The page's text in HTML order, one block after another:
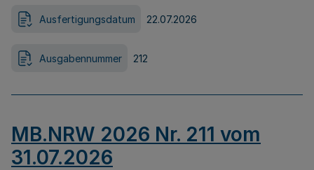
Ausfertigungsdatum 22.07.2026
Ausgabennummer 212
MB.NRW 2026 Nr. 211 vom
31.07.2026